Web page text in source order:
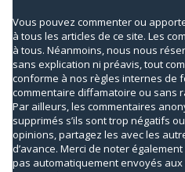
Vous pouvez commenter ou
à tous les articles de ce site. Les
à tous. Néanmoins, nous nous
sans explication ni préavis, tout
conforme à nos règles internes de
commentaire diffamatoire ou sans
Par ailleurs, les commentaires
supprimés s’ils sont trop négatifs
opinions, partagez les avec les
d’avance. Merci de noter
pas automatiquement envoyés